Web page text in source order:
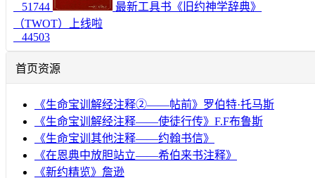
51744
最新工具书《旧约神学辞典》
（TWOT）上线啦
44503
首页资源
《生命宝训解经注释②——帖前》罗伯特·托马斯
《生命宝训解经注释——使徒行传》F.F布鲁斯
《生命宝训其他注释——约翰书信》
《在恩典中放胆站立——希伯来书注释》
《新约精览》詹逊